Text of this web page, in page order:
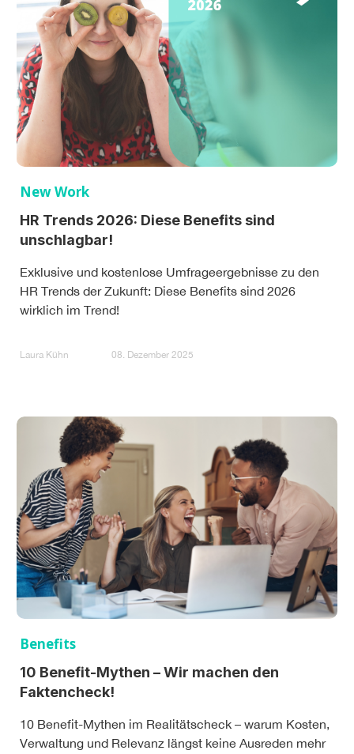
New Work
HR Trends 2026: Diese Benefits sind
unschlagbar!
Exklusive und kostenlose Umfrageergebnisse zu den
HR Trends der Zukunft: Diese Benefits sind 2026
wirklich im Trend!
Laura Kühn 08. Dezember 2025
Benefits
10 Benefit-Mythen – Wir machen den
Faktencheck!
10 Benefit-Mythen im Realitätscheck – warum Kosten,
Verwaltung und Relevanz längst keine Ausreden mehr